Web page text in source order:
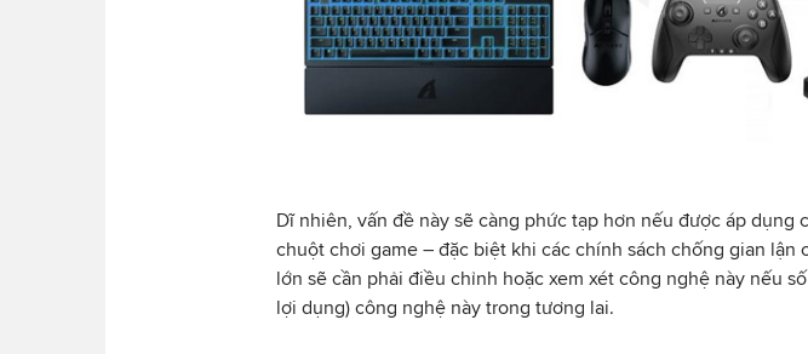
Dĩ nhiên, vấn đề này sẽ càng phức tạp hơn nếu được áp dụng
chuột chơi game – đặc biệt khi các chính sách chống gian lận
lớn sẽ cần phải điều chỉnh hoặc xem xét công nghệ này nếu
lợi dụng) công nghệ này trong tương lai.